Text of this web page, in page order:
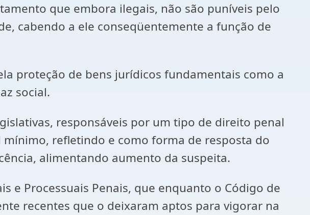
que embora ilegais, não são puníveis pelo
cabendo a ele conseqüentemente a função de
proteção de bens jurídicos fundamentais como a
social.
responsáveis por um tipo de direito penal
refletindo e como forma de resposta do
alimentando aumento da suspeita.
e Processuais Penais, que enquanto o Código de
recentes que o deixaram aptos para vigorar na